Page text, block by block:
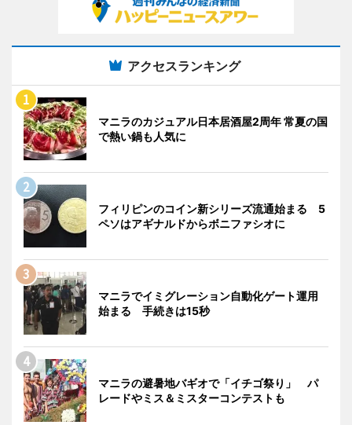
アクセスランキング
マニラのカジュアル日本居酒屋2周年 常夏の国
で熱い鍋も人気に
フィリピンのコイン新シリーズ流通始まる 5
ペソはアギナルドからボニファシオに
マニラでイミグレーション自動化ゲート運用
始まる 手続きは15秒
マニラの避暑地バギオで「イチゴ祭り」 パ
レードやミス＆ミスターコンテストも